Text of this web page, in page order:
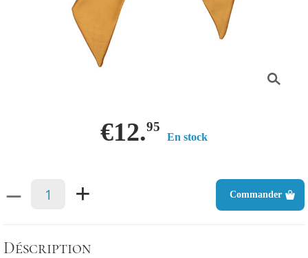
€12.95
En stock
– + Commander
Déscription